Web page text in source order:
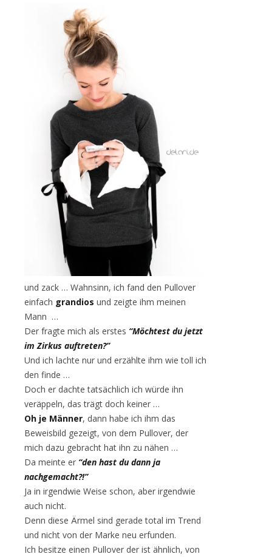
und zack … Wahnsinn, ich fand den Pullover
einfach grandios und zeigte ihm meinen
Mann …
Der fragte mich als erstes “Möchtest du jetzt
im Zirkus auftreten?”
Und ich lachte nur und erzählte ihm wie toll ich
den finde …
Doch er dachte tatsächlich ich würde ihn
veräppeln, das trägt doch keiner …
Oh je Männer, dann habe ich ihm das
Beweisbild gezeigt, von dem Pullover, der
mich dazu gebracht hat ihn zu nähen …
Da meinte er “den hast du dann ja
nachgemacht?!”
Ja in irgendwie Weise schon, aber irgendwie
auch nicht.
Denn diese Ärmel sind gerade total im Trend
und nicht von der Marke neu erfunden.
Ich besitze einen Pullover der ist ähnlich, von